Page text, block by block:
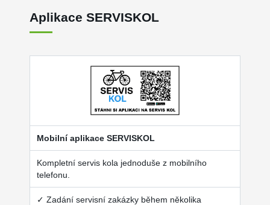
Aplikace SERVISKOL
Mobilní aplikace SERVISKOL
Kompletní servis kola jednoduše z mobilního
telefonu.
✓ Zadání servisní zakázky během několika